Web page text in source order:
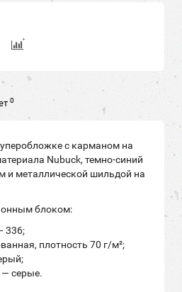
0
c карманом на
Nubuck, темно-синий
и металлической шильдой на
блоком:
336;
плотность 70 г/м²;
— серые.